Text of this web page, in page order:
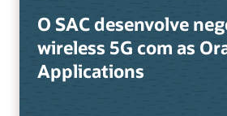
O SAC desenvolve
wireless 5G com as
Applications